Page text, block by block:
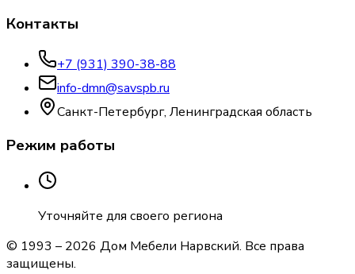
Контакты
+7 (931) 390-38-88
info-dmn@savspb.ru
Санкт-Петербург, Ленинградская область
Режим работы
Уточняйте для своего региона
© 1993 – 2026 Дом Мебели Нарвский. Все права
защищены.